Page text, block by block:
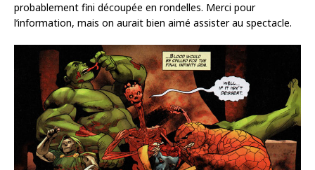
probablement fini découpée en rondelles. Merci pour
l’information, mais on aurait bien aimé assister au spectacle.